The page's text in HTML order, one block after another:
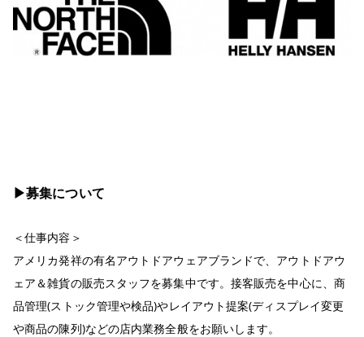
▶︎募集について
＜仕事内容＞
アメリカ発祥の有名アウトドアウェアブランドで、アウトドアウ
ェア＆雑貨の販売スタッフを募集中です。接客販売を中心に、商
品管理(ストック管理や検品)やレイアウト提案(ディスプレイ変更
や商品の陳列)などの店内業務全般をお願いします。